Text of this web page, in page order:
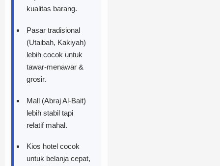
kualitas barang.
Pasar tradisional
(Utaibah, Kakiyah)
lebih cocok untuk
tawar-menawar &
grosir.
Mall (Abraj Al-Bait)
lebih stabil tapi
relatif mahal.
Kios hotel cocok
untuk belanja cepat,